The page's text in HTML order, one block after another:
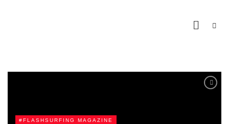
#FLASHSURFING MAGAZINE